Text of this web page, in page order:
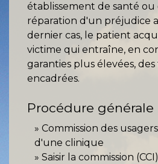
établissement de santé
réparation d'un préjudice
dernier cas, le patient
victime qui entraîne, en
garanties plus élevées,
encadrées.
Procédure générale
Commission des
d'une clinique
Saisir la commission